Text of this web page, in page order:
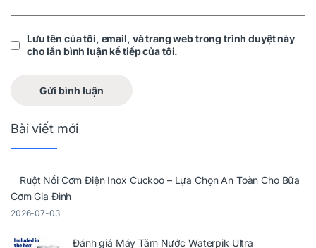
Lưu tên của tôi, email, và trang web trong trình duyệt này
cho lần bình luận kế tiếp của tôi.
Bài viết mới
Ruột Nồi Cơm Điện Inox Cuckoo – Lựa Chọn An Toàn Cho Bữa
Cơm Gia Đình
2026-07-03
Đánh giá Máy Tăm Nước Waterpik Ultra